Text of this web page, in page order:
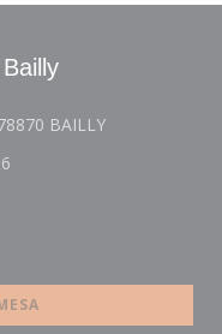
BAILLY((abre numa